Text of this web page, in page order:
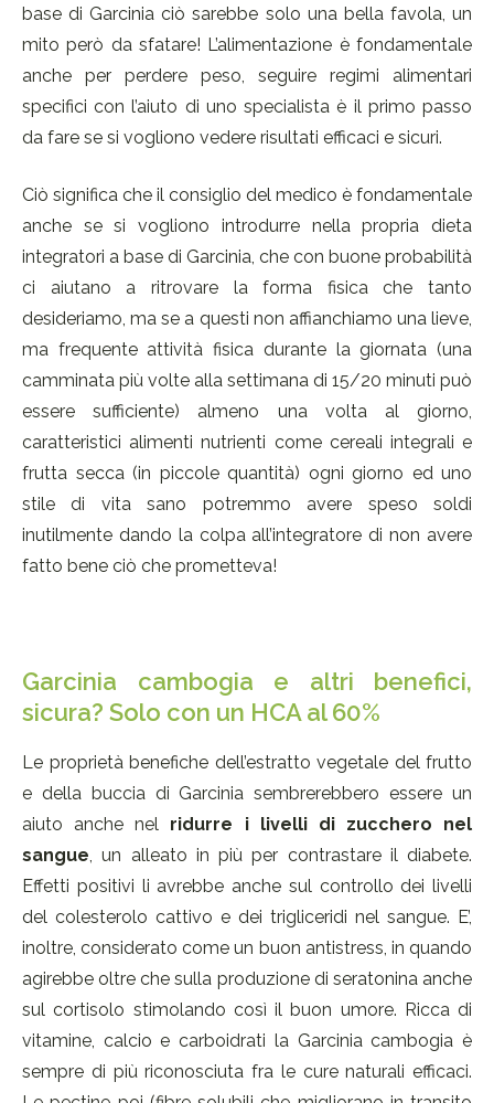
base di Garcinia ciò sarebbe solo una bella favola, un
mito però da sfatare! L’alimentazione è fondamentale
anche per perdere peso, seguire regimi alimentari
specifici con l’aiuto di uno specialista è il primo passo
da fare se si vogliono vedere risultati efficaci e sicuri.
Ciò significa che il consiglio del medico è fondamentale
anche se si vogliono introdurre nella propria dieta
integratori a base di Garcinia, che con buone probabilità
ci aiutano a ritrovare la forma fisica che tanto
desideriamo, ma se a questi non affianchiamo una lieve,
ma frequente attività fisica durante la giornata (una
camminata più volte alla settimana di 15/20 minuti può
essere sufficiente) almeno una volta al giorno,
caratteristici alimenti nutrienti come cereali integrali e
frutta secca (in piccole quantità) ogni giorno ed uno
stile di vita sano potremmo avere speso soldi
inutilmente dando la colpa all’integratore di non avere
fatto bene ciò che prometteva!
Garcinia cambogia e altri benefici,
sicura? Solo con un HCA al 60%
Le proprietà benefiche dell’estratto vegetale del frutto
e della buccia di Garcinia sembrerebbero essere un
aiuto anche nel ridurre i livelli di zucchero nel
sangue, un alleato in più per contrastare il diabete.
Effetti positivi li avrebbe anche sul controllo dei livelli
del colesterolo cattivo e dei trigliceridi nel sangue. E’,
inoltre, considerato come un buon antistress, in quando
agirebbe oltre che sulla produzione di seratonina anche
sul cortisolo stimolando così il buon umore. Ricca di
vitamine, calcio e carboidrati la Garcinia cambogia è
sempre di più riconosciuta fra le cure naturali efficaci.